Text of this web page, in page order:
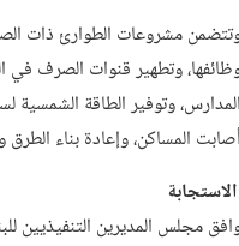
مشروعات الطوارئ ذات
وتطهير قنوات الصرف في
وتوفير الطاقة الشمسية
المساكن، وإعادة بناء
الاستجابة